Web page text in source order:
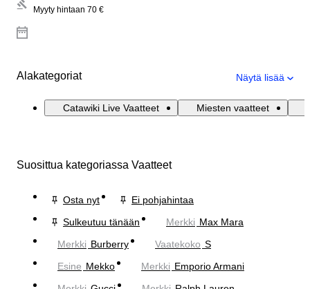
Myyty hintaan 70 €
Alakategoriat Näytä lisää
Catawiki Live Vaatteet Miesten vaatteet
Suosittua kategoriassa Vaatteet
Osta nyt
Ei pohjahintaa
Sulkeutuu tänään
Merkki Max Mara
Merkki Burberry Vaatekoko S
Esine Mekko Merkki Emporio Armani